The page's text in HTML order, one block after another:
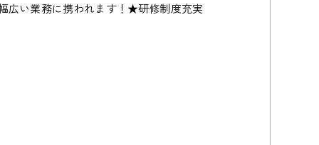
広い業務に携われます！★研修制度充実